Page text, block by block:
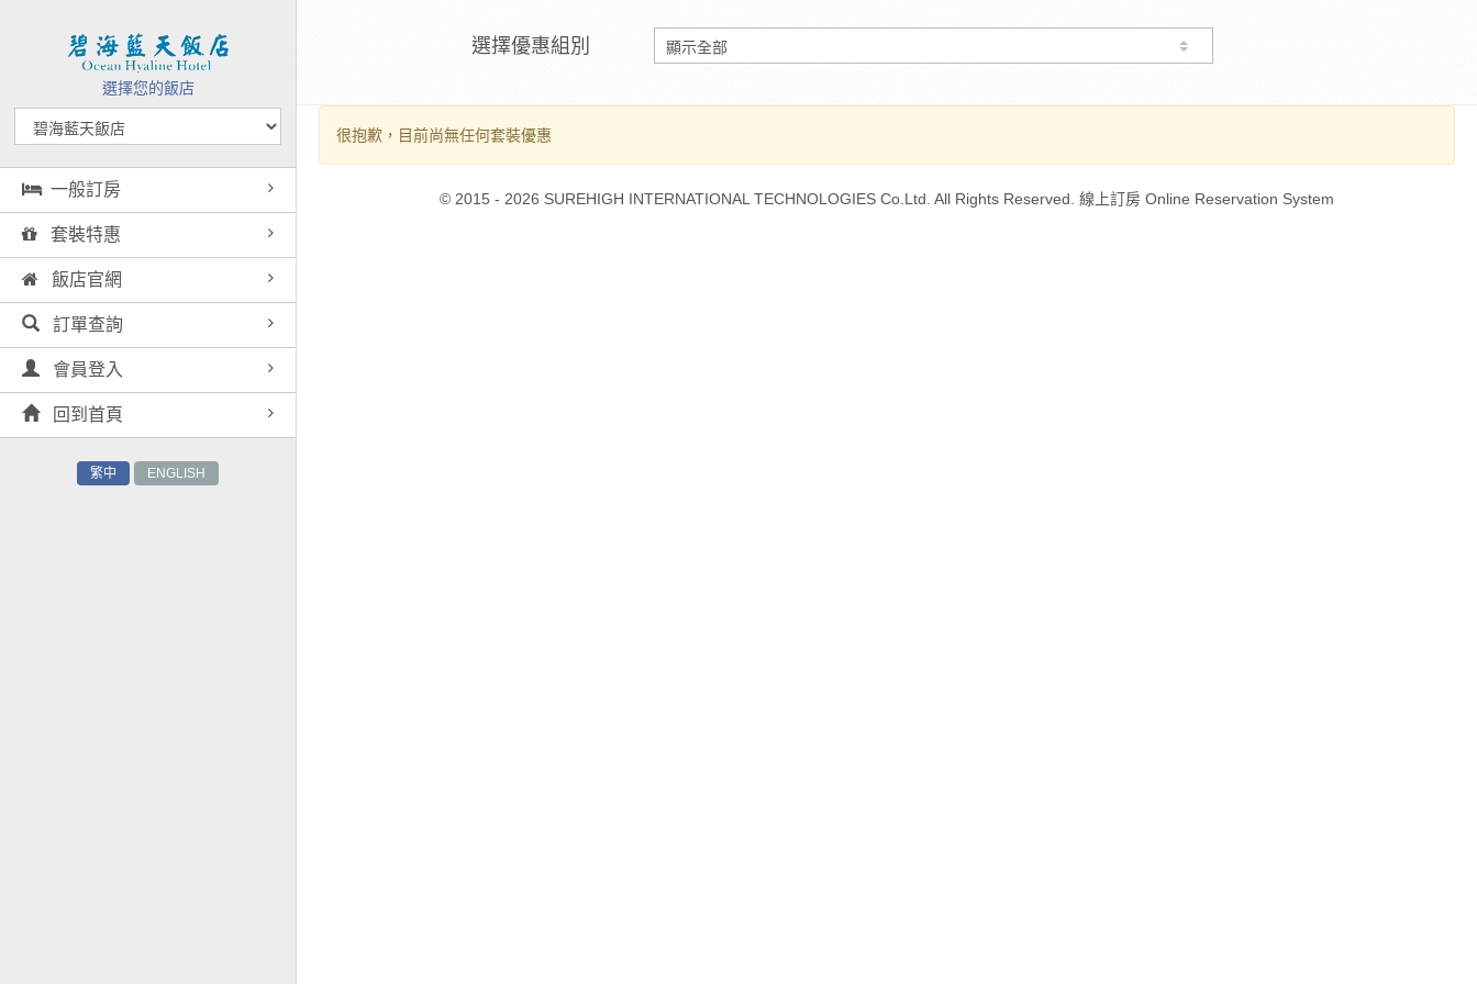
選擇您的飯店
一般訂房
套裝特惠
飯店官網
訂單查詢
會員登入
回到首頁
繁中 ENGLISH
選擇優惠組別
很抱歉，目前尚無任何套裝優惠
© 2015 - 2026 SUREHIGH INTERNATIONAL TECHNOLOGIES Co.Ltd. All Rights Reserved. 線上訂房 Online Reservation System